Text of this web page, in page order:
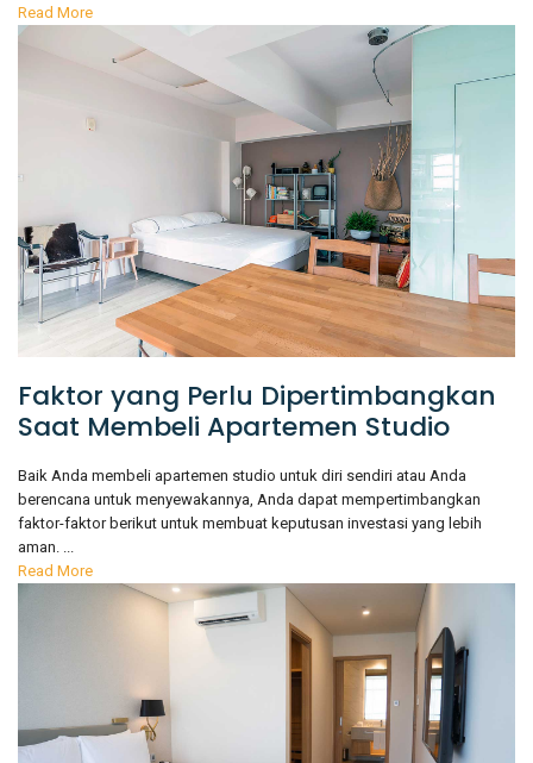
Read More
Faktor yang Perlu Dipertimbangkan
Saat Membeli Apartemen Studio
Baik Anda membeli apartemen studio untuk diri sendiri atau Anda
berencana untuk menyewakannya, Anda dapat mempertimbangkan
faktor-faktor berikut untuk membuat keputusan investasi yang lebih
aman. ...
Read More